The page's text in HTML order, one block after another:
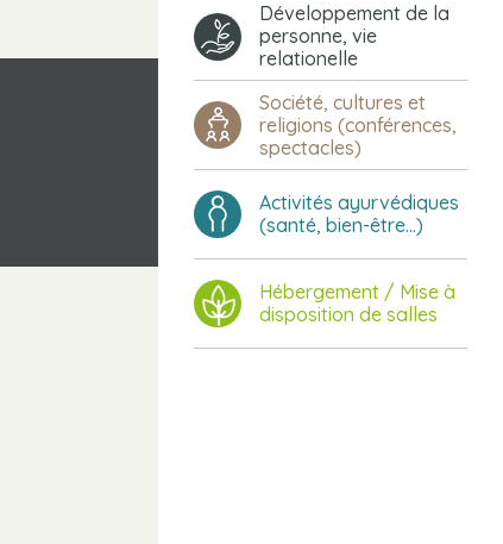
Développement de la
personne, vie
relationelle
Société, cultures et
religions (conférences,
spectacles)
Activités ayurvédiques
(santé, bien-être...)
Hébergement / Mise à
disposition de salles